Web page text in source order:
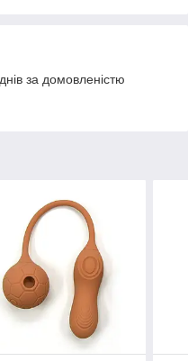
за домовленістю